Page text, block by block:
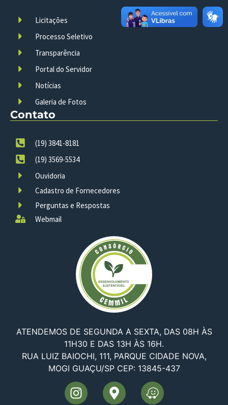
ATENDEMOS DE SEGUNDA A SEXTA, DAS 08H ÀS
11H30 E DAS 13H ÀS 16H.
RUA LUIZ BAIOCHI, 111, PARQUE CIDADE NOVA,
MOGI GUAÇU/SP CEP: 13845-437
Licitações
Processo Seletivo
Transparência
Portal do Servidor
Notícias
Galeria de Fotos
Contato
(19) 3841-8181
(19) 3569-5534
Ouvidoria
Cadastro de Fornecedores
Perguntas e Respostas
Webmail